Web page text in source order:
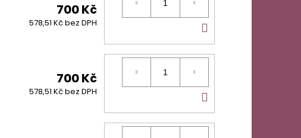
700 Kč
578,51 Kč bez DPH
KOŠÍKU
700 Kč
578,51 Kč bez DPH
KOŠÍKU